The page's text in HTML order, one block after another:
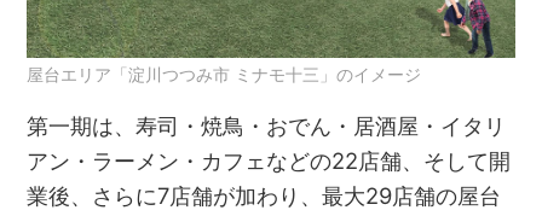
屋台エリア「淀川つつみ市 ミナモ十三」のイメージ
第一期は、寿司・焼鳥・おでん・居酒屋・イタリ
アン・ラーメン・カフェなどの22店舗、そして開
業後、さらに7店舗が加わり、最大29店舗の屋台